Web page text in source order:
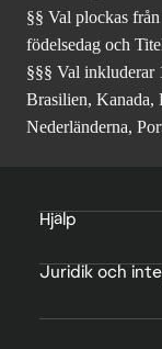
§§ Val plockas
födelsedag och
§§§ Val inkluderar
Brasilien, Kanada,
Nederländerna,
Hjälp
Juridik och